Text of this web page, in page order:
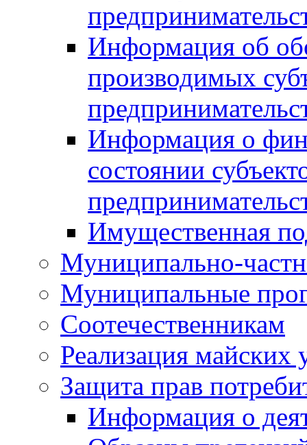
Информация об
производимых
Информация о
состоянии
Имущественная
Муниципально-
Муниципальные
Соотечественникам
Реализация майских
Защита прав
Информация о